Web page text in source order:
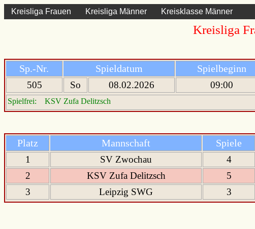
Kreisliga Frauen Kreisliga Männer Kreisklasse Männer
Kreisliga
Sp.-Nr.
Spieldatum Spielbeginn
505 So 08.02.2026 09:00
Spielfrei: KSV Zufa Delitzsch
Platz Mannschaft Spiele
1 SV Zwochau 4
2
KSV Zufa Delitzsch 5
3
Leipzig SWG 3